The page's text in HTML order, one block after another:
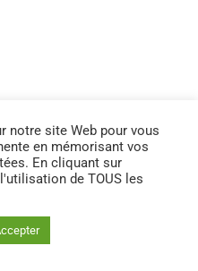
notre site Web pour vous
en mémorisant vos
En cliquant sur
de TOUS les